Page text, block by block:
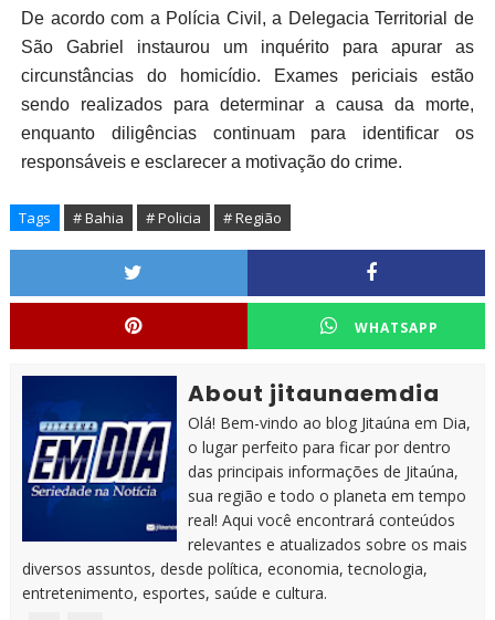
De acordo com a Polícia Civil, a Delegacia Territorial de
São Gabriel instaurou um inquérito para apurar as
circunstâncias do homicídio. Exames periciais estão
sendo realizados para determinar a causa da morte,
enquanto diligências continuam para identificar os
responsáveis e esclarecer a motivação do crime.
Tags # Bahia # Policia # Região
WHATSAPP
About jitaunaemdia
Olá! Bem-vindo ao blog Jitaúna em Dia,
o lugar perfeito para ficar por dentro
das principais informações de Jitaúna,
sua região e todo o planeta em tempo
real! Aqui você encontrará conteúdos
relevantes e atualizados sobre os mais
diversos assuntos, desde política, economia, tecnologia,
entretenimento, esportes, saúde e cultura.